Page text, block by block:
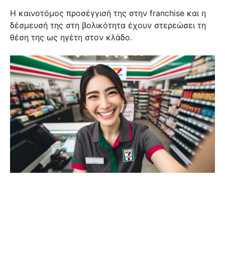
Η καινοτόμος προσέγγισή της στην franchise και η
δέσμευσή της στη βολικότητα έχουν στερεώσει τη
θέση της ως ηγέτη στον κλάδο.